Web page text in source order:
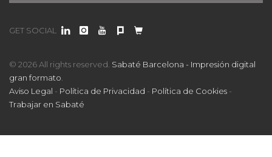
GET SOCIAL
© 2026 All rights reserved. Sabaté Barcelona - Impresión digital
gran formato
Aviso Legal - Política de Privacidad - Política de Cookies -
Trabajar en Sabaté